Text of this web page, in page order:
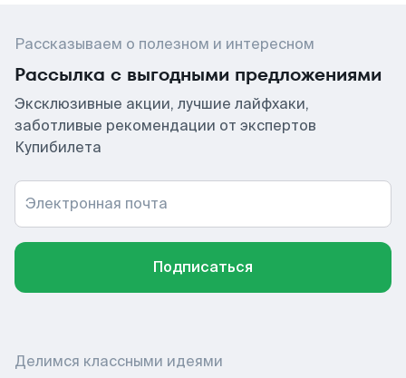
Рассказываем о полезном и интересном
Рассылка с выгодными предложениями
Эксклюзивные акции, лучшие лайфхаки,
заботливые рекомендации от экспертов
Купибилета
Электронная почта
Подписаться
Делимся классными идеями